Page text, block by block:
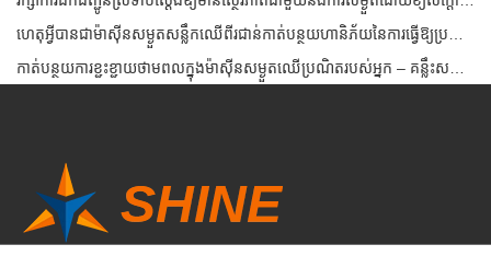
កាត់បន្ថយការខ្ជះខ្ជាយថាមពលក្នុងម៉ាស៊ីនសម្ងួតឈើប្រណិតរបស់អ្នក – គន្លឹះសម្រាប់ម៉ាស៊ីនសម្ងួតឈើ